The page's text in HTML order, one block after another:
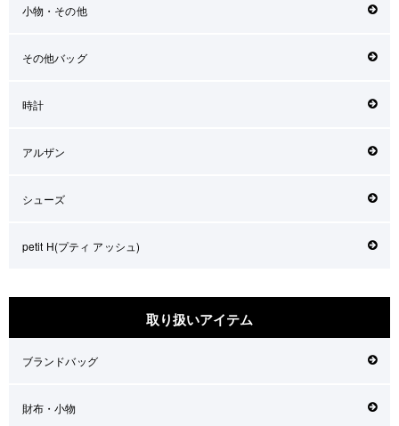
小物・その他
その他バッグ
時計
アルザン
シューズ
petit H(プティ アッシュ)
取り扱いアイテム
ブランドバッグ
財布・小物